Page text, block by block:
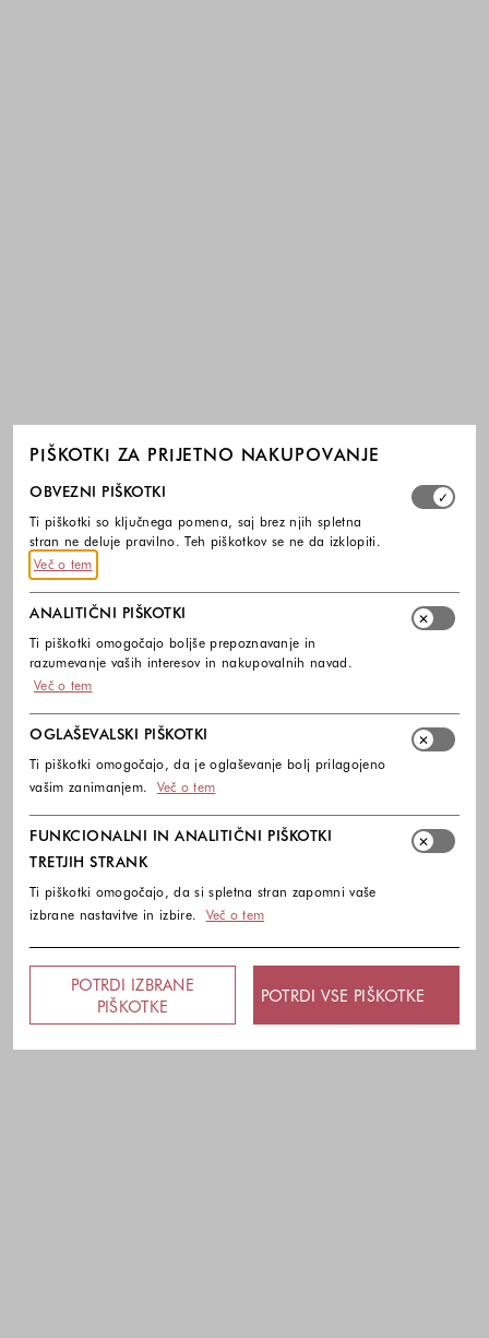
PIŠKOTKI ZA PRIJETNO NAKUPOVANJE
Izberite, katere skupine piškotkov dovolite. Obvezni
OBVEZNI PIŠKOTKI
Ti piškotki so ključnega pomena, saj brez njih spletna
stran ne deluje pravilno. Teh piškotkov se ne da izklopiti.
Več o tem
ANALITIČNI PIŠKOTKI
Ti piškotki omogočajo boljše prepoznavanje in
razumevanje vaših interesov in nakupovalnih navad.
Več o tem
OGLAŠEVALSKI PIŠKOTKI
Ti piškotki omogočajo, da je oglaševanje bolj prilagojeno
vašim zanimanjem.
Več o tem
FUNKCIONALNI IN ANALITIČNI PIŠKOTKI
TRETJIH STRANK
Ti piškotki omogočajo, da si spletna stran zapomni vaše
izbrane nastavitve in izbire.
Več o tem
POTRDI IZBRANE
PIŠKOTKE
POTRDI VSE PIŠKOTKE